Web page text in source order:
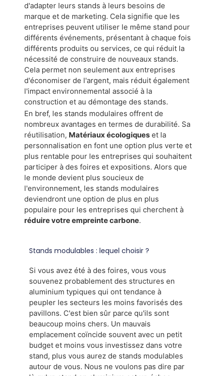
d'adapter leurs stands à leurs besoins de
marque et de marketing. Cela signifie que les
entreprises peuvent utiliser le même stand pour
différents événements, présentant à chaque fois
différents produits ou services, ce qui réduit la
nécessité de construire de nouveaux stands.
Cela permet non seulement aux entreprises
d'économiser de l'argent, mais réduit également
l'impact environnemental associé à la
construction et au démontage des stands.
En bref, les stands modulaires offrent de
nombreux avantages en termes de durabilité. Sa
réutilisation, Matériaux écologiques et la
personnalisation en font une option plus verte et
plus rentable pour les entreprises qui souhaitent
participer à des foires et expositions. Alors que
le monde devient plus soucieux de
l'environnement, les stands modulaires
deviendront une option de plus en plus
populaire pour les entreprises qui cherchent à
réduire votre empreinte carbone.
Stands modulables : lequel choisir ?
Si vous avez été à des foires, vous vous
souvenez probablement des structures en
aluminium typiques qui ont tendance à
peupler les secteurs les moins favorisés des
pavillons. C'est bien sûr parce qu'ils sont
beaucoup moins chers. Un mauvais
emplacement coïncide souvent avec un petit
budget et moins vous investissez dans votre
stand, plus vous aurez de stands modulables
autour de vous. Nous ne voulons pas dire par